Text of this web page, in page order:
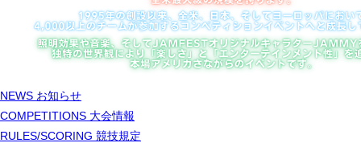
NEWS お知らせ
COMPETITIONS 大会情報
RULES/SCORING 競技規定